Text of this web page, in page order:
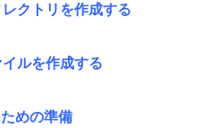
クトリを作成する
ルを作成する
めの準備